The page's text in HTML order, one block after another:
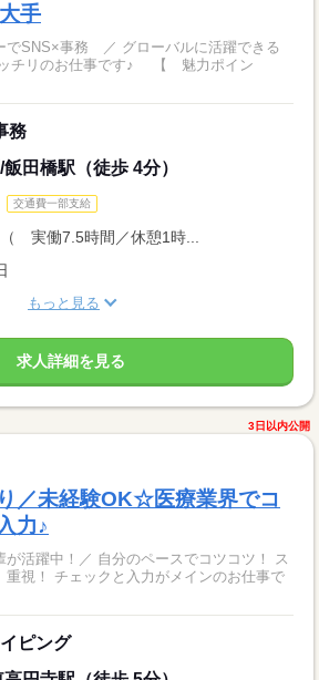
手
SNS×事務 ／ グローバルに活躍できる
仕事です♪ 【 魅力ポイン
務
田橋駅（徒歩 4分）
交通費一部支給
実働7.5時間／休憩1時...
もっと見る
求人詳細を見る
3日以内公開
／未経験OK☆医療業界でコ
力♪
ペースでコツコツ！ ス
重視！ チェックと入力がメインのお仕事で
ピング